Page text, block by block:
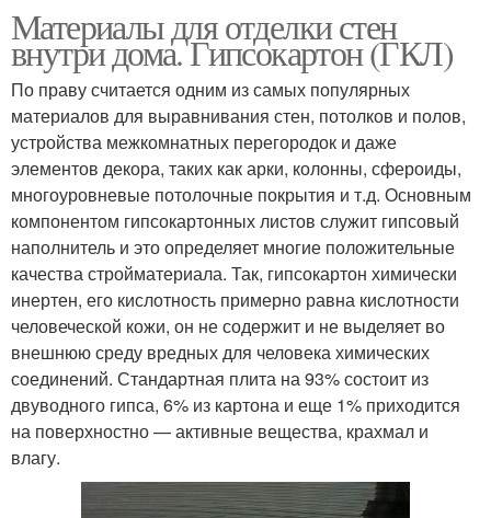
Материалы для отделки стен
внутри дома. Гипсокартон (ГКЛ)
По праву считается одним из самых популярных
материалов для выравнивания стен, потолков и полов,
устройства межкомнатных перегородок и даже
элементов декора, таких как арки, колонны, сфероиды,
многоуровневые потолочные покрытия и т.д. Основным
компонентом гипсокартонных листов служит гипсовый
наполнитель и это определяет многие положительные
качества стройматериала. Так, гипсокартон химически
инертен, его кислотность примерно равна кислотности
человеческой кожи, он не содержит и не выделяет во
внешнюю среду вредных для человека химических
соединений. Стандартная плита на 93% состоит из
двуводного гипса, 6% из картона и еще 1% приходится
на поверхностно — активные вещества, крахмал и
влагу.